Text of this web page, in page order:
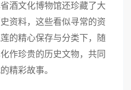
酒文化博物馆还珍藏了大
资料，这些看似寻常的资
的精心保存与分类下，随
作珍贵的历史文物，共同
精彩故事。